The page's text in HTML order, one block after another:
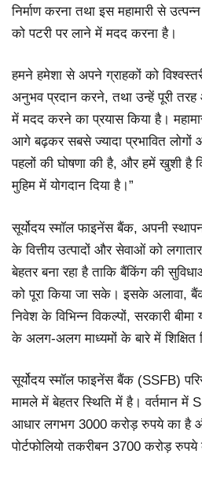
निर्माण करना तथा इस महामारी से
को पटरी पर लाने में मदद करना है।
हमने हमेशा से अपने ग्राहकों को
अनुभव प्रदान करने, तथा उन्हें पूरी तरह
में मदद करने का प्रयास किया है।
आगे बढ़कर सबसे ज्यादा प्रभावित लोगों
पहलों की घोषणा की है, और हमें खुशी
मुहिम में योगदान दिया है।”
सूर्योदय स्मॉल फाइनेंस बैंक, अपनी
के वित्तीय उत्पादों और सेवाओं को
बेहतर बना रहा है ताकि बैंकिंग की
को पूरा किया जा सके। इसके अलावा,
निवेश के विभिन्न विकल्पों, सरकारी
के अलग-अलग माध्यमों के बारे में शिक्षित
सूर्योदय स्मॉल फाइनेंस बैंक (SSFB)
मामले में बेहतर स्थिति में है। वर्तमान में
आधार लगभग 3000 करोड़ रुपये का है
पोर्टफोलियो तकरीबन 3700 करोड़ रुपये